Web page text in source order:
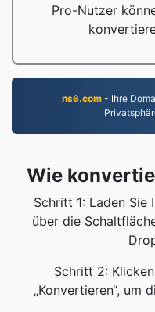
Pro-Nutzer
ns6.com- Ihre
Wie
Schritt 1: Laden Sie
über die
Schritt 2:
„Konvertieren“, um